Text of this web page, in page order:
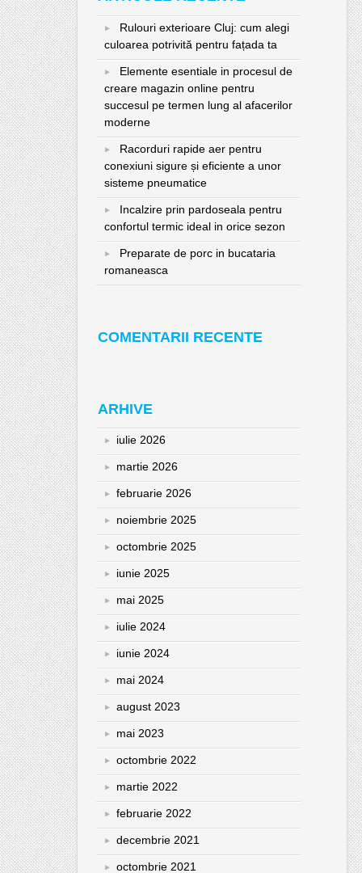
Rulouri exterioare Cluj: cum alegi
culoarea potrivită pentru fațada ta
Elemente esentiale in procesul de
creare magazin online pentru
succesul pe termen lung al afacerilor
moderne
Racorduri rapide aer pentru
conexiuni sigure și eficiente a unor
sisteme pneumatice
Incalzire prin pardoseala pentru
confortul termic ideal in orice sezon
Preparate de porc in bucataria
romaneasca
COMENTARII RECENTE
ARHIVE
iulie 2026
martie 2026
februarie 2026
noiembrie 2025
octombrie 2025
iunie 2025
mai 2025
iulie 2024
iunie 2024
mai 2024
august 2023
mai 2023
octombrie 2022
martie 2022
februarie 2022
decembrie 2021
octombrie 2021